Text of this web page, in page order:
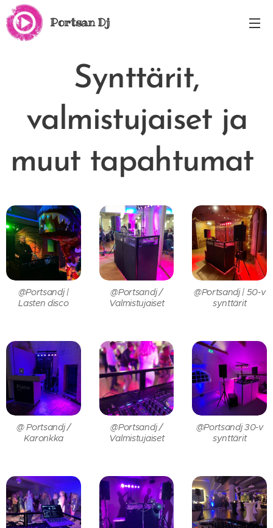
Portsan Dj
Synttärit,
valmistujaiset ja
muut tapahtumat
@Portsandj |
Lasten disco
@Portsandj /
Valmistujaiset
@Portsandj | 50-v
synttärit
@ Portsandj /
Karonkka
@Portsandj /
Valmistujaiset
@Portsandj 30-v
synttärit